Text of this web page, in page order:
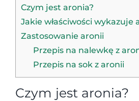
Czym jest aronia?
Jakie właściwości wykazuje
Zastosowanie aronii
Przepis na nalewkę z
Przepis na sok z aronii
Czym jest aronia?